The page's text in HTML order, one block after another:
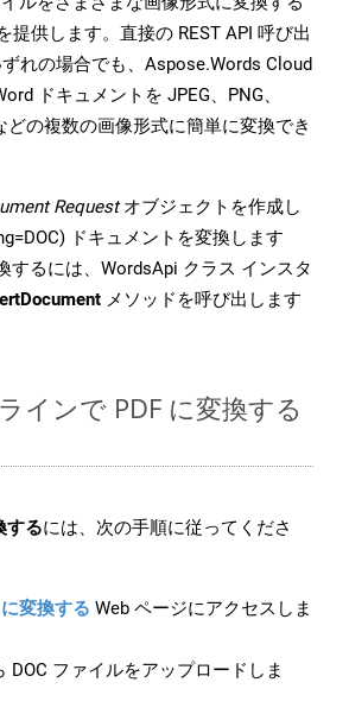
提供します。直接の REST API 呼び出
ずれの場合でも、Aspose.Words Cloud
ドキュメントを JPEG、PNG、
どの複数の画像形式に簡単に変換でき
Requestオブジェクトを作成し
ドキュメントを変換します
するには、WordsApi クラス インスタ
メソッドを呼び出します
インで PDF に変換する
するには、次の手順に従ってくださ
変換する Web ページにアクセスしま
DOC ファイルをアップロードしま